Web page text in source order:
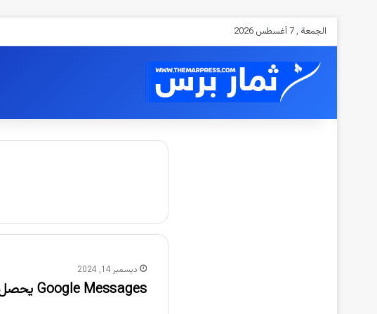
الجمعة , 7 أغسطس 2026
ديسمبر 14, 2024
Google Messages يحصل على ميزة جديدة على غرار واتس آب